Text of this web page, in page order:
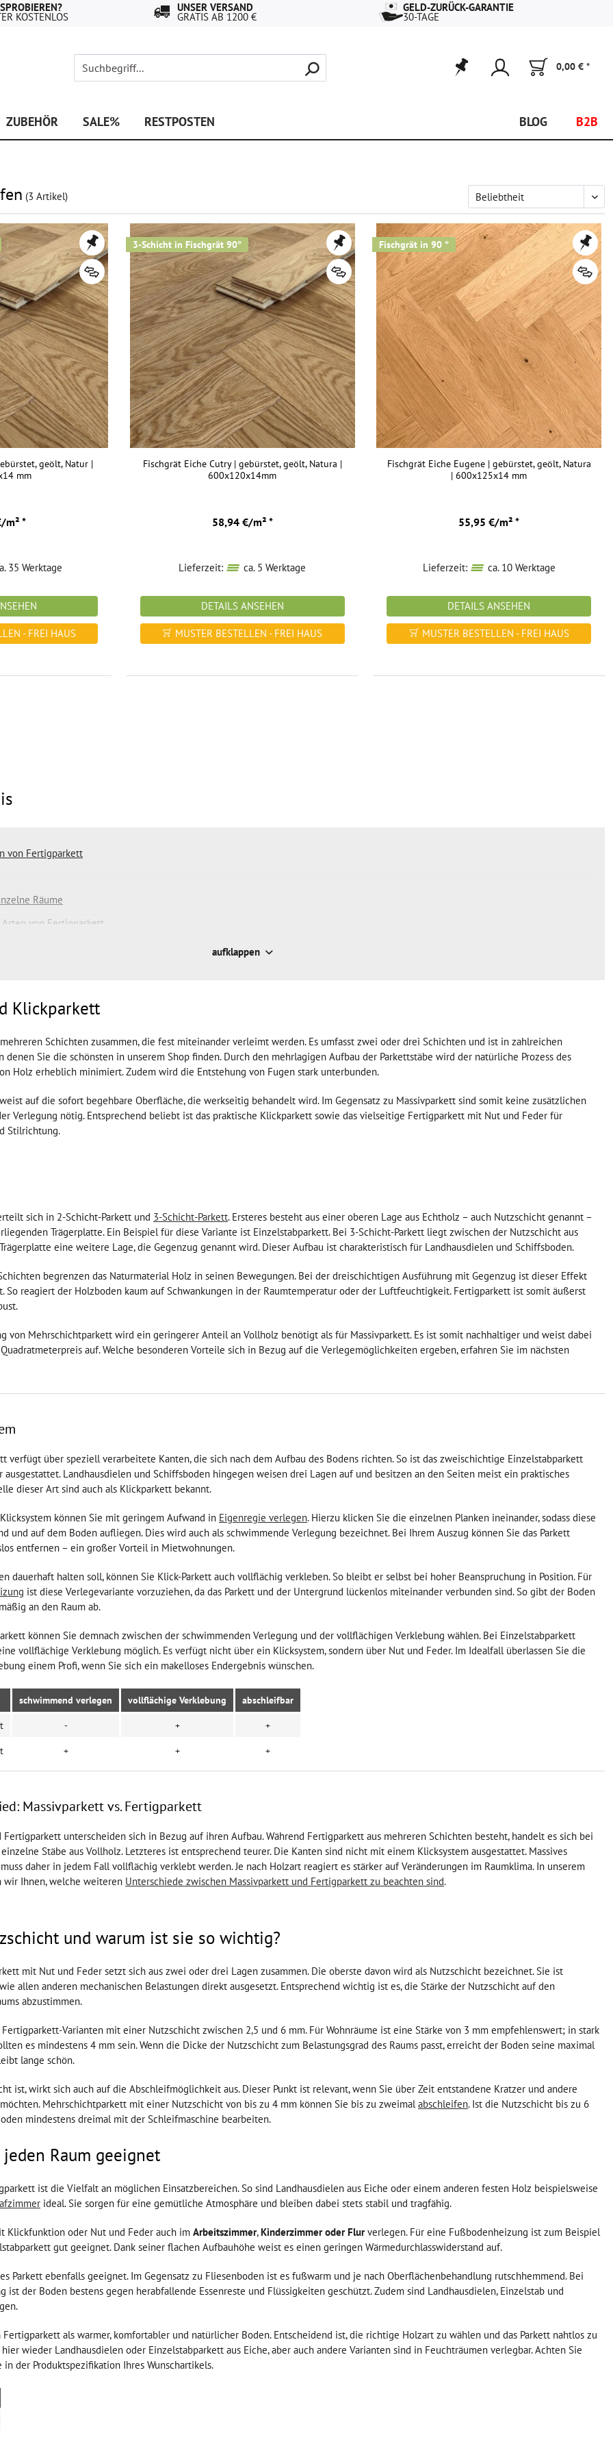
KOSTENLOS
UNSER VERSAND
GRATIS AB 1200 €
GELD-ZURÜCK-GARANTIE
30-TAGE
0,00 € *
ZUBEHÖR SALE% RESTPOSTEN BLOG B2B
(3 Artikel)
geölt, Natur |
mm
m² *
35 Werktage
- FREI HAUS
3-Schicht in Fischgrät 90°
Fischgrät Eiche Cutry | gebürstet, geölt, Natura |
600x120x14mm
58,94 €/m² *
Lieferzeit: ca. 5 Werktage
DETAILS ANSEHEN
MUSTER BESTELLEN - FREI HAUS
Fischgrät in 90 °
Fischgrät Eiche Eugene | gebürstet, geölt, Natura
| 600x125x14 mm
55,95 €/m² *
Lieferzeit: ca. 10 Werktage
DETAILS ANSEHEN
MUSTER BESTELLEN - FREI HAUS
von Fertigparkett
Räume
von Fertigparkett
aufklappen
Klickparkett
Schichten zusammen, die fest miteinander verleimt werden. Es umfasst zwei oder drei Schichten und ist in zahlreichen
denen Sie die schönsten in unserem Shop finden. Durch den mehrlagigen Aufbau der Parkettstäbe wird der natürliche Prozess des
Holz erheblich minimiert. Zudem wird die Entstehung von Fugen stark unterbunden.
auf die sofort begehbare Oberfläche, die werkseitig behandelt wird. Im Gegensatz zu Massivparkett sind somit keine zusätzlichen
Verlegung nötig. Entsprechend beliebt ist das praktische Klickparkett sowie das vielseitige Fertigparkett mit Nut und Feder für
Stilrichtung.
sich in 2-Schicht-Parkett und 3-Schicht-Parkett. Ersteres besteht aus einer oberen Lage aus Echtholz – auch Nutzschicht genannt –
Trägerplatte. Ein Beispiel für diese Variante ist Einzelstabparkett. Bei 3-Schicht-Parkett liegt zwischen der Nutzschicht aus
eine weitere Lage, die Gegenzug genannt wird. Dieser Aufbau ist charakteristisch für Landhausdielen und Schiffsboden.
begrenzen das Naturmaterial Holz in seinen Bewegungen. Bei der dreischichtigen Ausführung mit Gegenzug ist dieser Effekt
So reagiert der Holzboden kaum auf Schwankungen in der Raumtemperatur oder der Luftfeuchtigkeit. Fertigparkett ist somit äußerst
von Mehrschichtparkett wird ein geringerer Anteil an Vollholz benötigt als für Massivparkett. Es ist somit nachhaltiger und weist dabei
auf. Welche besonderen Vorteile sich in Bezug auf die Verlegemöglichkeiten ergeben, erfahren Sie im nächsten
verfügt über speziell verarbeitete Kanten, die sich nach dem Aufbau des Bodens richten. So ist das zweischichtige Einzelstabparkett
ausgestattet. Landhausdielen und Schiffsboden hingegen weisen drei Lagen auf und besitzen an den Seiten meist ein praktisches
dieser Art sind auch als Klickparkett bekannt.
können Sie mit geringem Aufwand in Eigenregie verlegen. Hierzu klicken Sie die einzelnen Planken ineinander, sodass diese
und auf dem Boden aufliegen. Dies wird auch als schwimmende Verlegung bezeichnet. Bei Ihrem Auszug können Sie das Parkett
entfernen – ein großer Vorteil in Mietwohnungen.
dauerhaft halten soll, können Sie Klick-Parkett auch vollflächig verkleben. So bleibt er selbst bei hoher Beanspruchung in Position. Für
ist diese Verlegevariante vorzuziehen, da das Parkett und der Untergrund lückenlos miteinander verbunden sind. So gibt der Boden
an den Raum ab.
können Sie demnach zwischen der schwimmenden Verlegung und der vollflächigen Verklebung wählen. Bei Einzelstabparkett
vollflächige Verklebung möglich. Es verfügt nicht über ein Klicksystem, sondern über Nut und Feder. Im Idealfall überlassen Sie die
einem Profi, wenn Sie sich ein makelloses Endergebnis wünschen.
schwimmend verlegen vollflächige Verklebung abschleifbar
- + +
+ + +
Massivparkett vs. Fertigparkett
Fertigparkett unterscheiden sich in Bezug auf ihren Aufbau. Während Fertigparkett aus mehreren Schichten besteht, handelt es sich bei
Stäbe aus Vollholz. Letzteres ist entsprechend teurer. Die Kanten sind nicht mit einem Klicksystem ausgestattet. Massives
daher in jedem Fall vollflächig verklebt werden. Je nach Holzart reagiert es stärker auf Veränderungen im Raumklima. In unserem
wir Ihnen, welche weiteren Unterschiede zwischen Massivparkett und Fertigparkett zu beachten sind.
und warum ist sie so wichtig?
mit Nut und Feder setzt sich aus zwei oder drei Lagen zusammen. Die oberste davon wird als Nutzschicht bezeichnet. Sie ist
allen anderen mechanischen Belastungen direkt ausgesetzt. Entsprechend wichtig ist es, die Stärke der Nutzschicht auf den
abzustimmen.
Varianten mit einer Nutzschicht zwischen 2,5 und 6 mm. Für Wohnräume ist eine Stärke von 3 mm empfehlenswert; in stark
es mindestens 4 mm sein. Wenn die Dicke der Nutzschicht zum Belastungsgrad des Raums passt, erreicht der Boden seine maximal
lange schön.
ist, wirkt sich auch auf die Abschleifmöglichkeit aus. Dieser Punkt ist relevant, wenn Sie über Zeit entstandene Kratzer und andere
Mehrschichtparkett mit einer Nutzschicht von bis zu 4 mm können Sie bis zu zweimal abschleifen. Ist die Nutzschicht bis zu 6
mindestens dreimal mit der Schleifmaschine bearbeiten.
Raum geeignet
ist die Vielfalt an möglichen Einsatzbereichen. So sind Landhausdielen aus Eiche oder einem anderen festen Holz beispielsweise
ideal. Sie sorgen für eine gemütliche Atmosphäre und bleiben dabei stets stabil und tragfähig.
Klickfunktion oder Nut und Feder auch im Arbeitszimmer, Kinderzimmer oder Flurverlegen. Für eine Fußbodenheizung ist zum Beispiel
gut geeignet. Dank seiner flachen Aufbauhöhe weist es einen geringen Wärmedurchlasswiderstand auf.
Parkett ebenfalls geeignet. Im Gegensatz zu Fliesenboden ist es fußwarm und je nach Oberflächenbehandlung rutschhemmend. Bei
ist der Boden bestens gegen herabfallende Essenreste und Flüssigkeiten geschützt. Zudem sind Landhausdielen, Einzelstab und
als warmer, komfortabler und natürlicher Boden. Entscheidend ist, die richtige Holzart zu wählen und das Parkett nahtlos zu
wieder Landhausdielen oder Einzelstabparkett aus Eiche, aber auch andere Varianten sind in Feuchträumen verlegbar. Achten Sie
der Produktspezifikation Ihres Wunschartikels.